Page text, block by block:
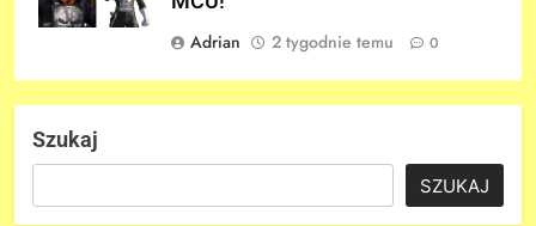
Adrian
2 tygodnie temu 0
Szukaj
SZUKAJ